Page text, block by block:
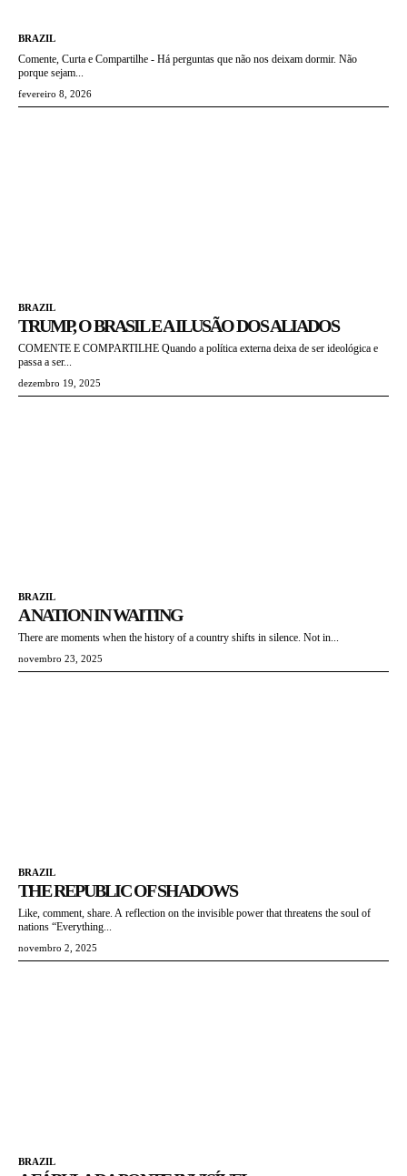
BRAZIL
Comente, Curta e Compartilhe - Há perguntas que não nos deixam dormir. Não
porque sejam...
fevereiro 8, 2026
BRAZIL
TRUMP, O BRASIL E A ILUSÃO DOS ALIADOS
COMENTE E COMPARTILHE Quando a política externa deixa de ser ideológica e
passa a ser...
dezembro 19, 2025
BRAZIL
A NATION IN WAITING
There are moments when the history of a country shifts in silence. Not in...
novembro 23, 2025
BRAZIL
THE REPUBLIC OF SHADOWS
Like, comment, share. A reflection on the invisible power that threatens the soul of
nations “Everything...
novembro 2, 2025
BRAZIL